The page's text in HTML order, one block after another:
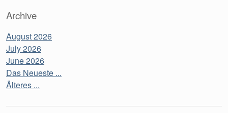
Archive
August 2026
July 2026
June 2026
Das Neueste ...
Älteres ...